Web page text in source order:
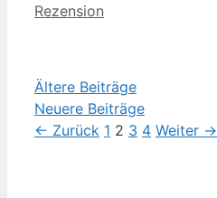
Kategorien
Rezension
Ältere Beiträge
Neuere Beiträge
← Zurück Seite
1 Seite
2 Seite
3 Seite
4 Weiter →